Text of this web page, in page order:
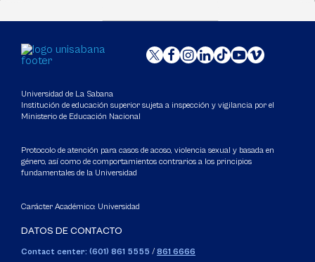
Universidad de La Sabana
Institución de educación superior sujeta a inspección y vigilancia por el
Ministerio de Educación Nacional
Protocolo de atención para casos de acoso, violencia sexual y basada en
género, así como de comportamientos contrarios a los principios
fundamentales de la Universidad
Carácter Académico: Universidad
DATOS DE CONTACTO
Contact center: (601) 861 5555 / 861 6666